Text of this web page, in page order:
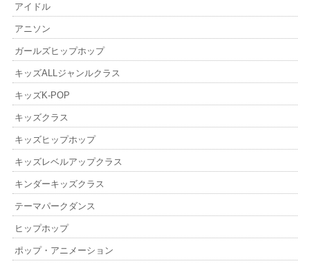
アイドル
アニソン
ガールズヒップホップ
キッズALLジャンルクラス
キッズK-POP
キッズクラス
キッズヒップホップ
キッズレベルアップクラス
キンダーキッズクラス
テーマパークダンス
ヒップホップ
ポップ・アニメーション